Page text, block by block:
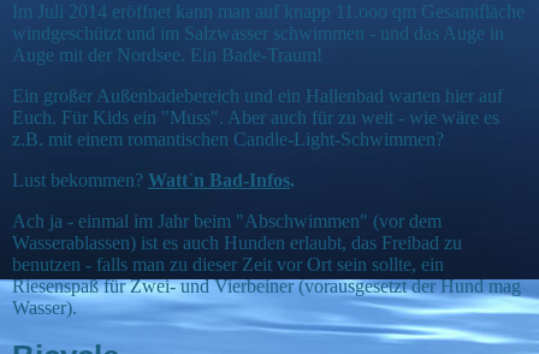
Im Juli 2014 eröffnet kann man auf knapp 11.ooo qm Gesamtfläche
windgeschützt und im Salzwasser schwimmen - und das Auge in
Auge mit der Nordsee. Ein Bade-Traum!
Ein großer Außenbadebereich und ein Hallenbad warten hier auf
Euch. Für Kids ein "Muss". Aber auch für zu weit - wie wäre es
z.B. mit einem romantischen Candle-Light-Schwimmen?
Lust bekommen? Watt´n Bad-Infos.
Ach ja - einmal im Jahr beim "Abschwimmen" (vor dem
Wasserablassen) ist es auch Hunden erlaubt, das Freibad zu
benutzen - falls man zu dieser Zeit vor Ort sein sollte, ein
Riesenspaß für Zwei- und Vierbeiner (vorausgesetzt der Hund mag
Wasser).